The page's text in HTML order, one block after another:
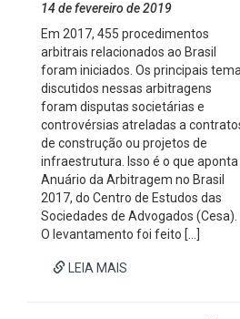
14 de fevereiro de 2019
Em 2017, 455 procedimentos
arbitrais relacionados ao Brasil
foram iniciados. Os principais
discutidos nessas arbitragens
foram disputas societárias e
controvérsias atreladas a
de construção ou projetos de
infraestrutura. Isso é o que aponta
Anuário da Arbitragem no Brasil
2017, do Centro de Estudos das
Sociedades de Advogados (Cesa).
O levantamento foi feito […]
LEIA MAIS